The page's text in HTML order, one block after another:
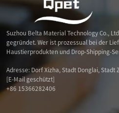
Suzhou Belta Material Technology Co.,
gegründet. Wer ist prozessual bei der
Haustierprodukten und Drop-Shipping-
Adresse: Dorf Xizha, Stadt Donglai, Stadt
[E-Mail geschützt]
+86 15366282406